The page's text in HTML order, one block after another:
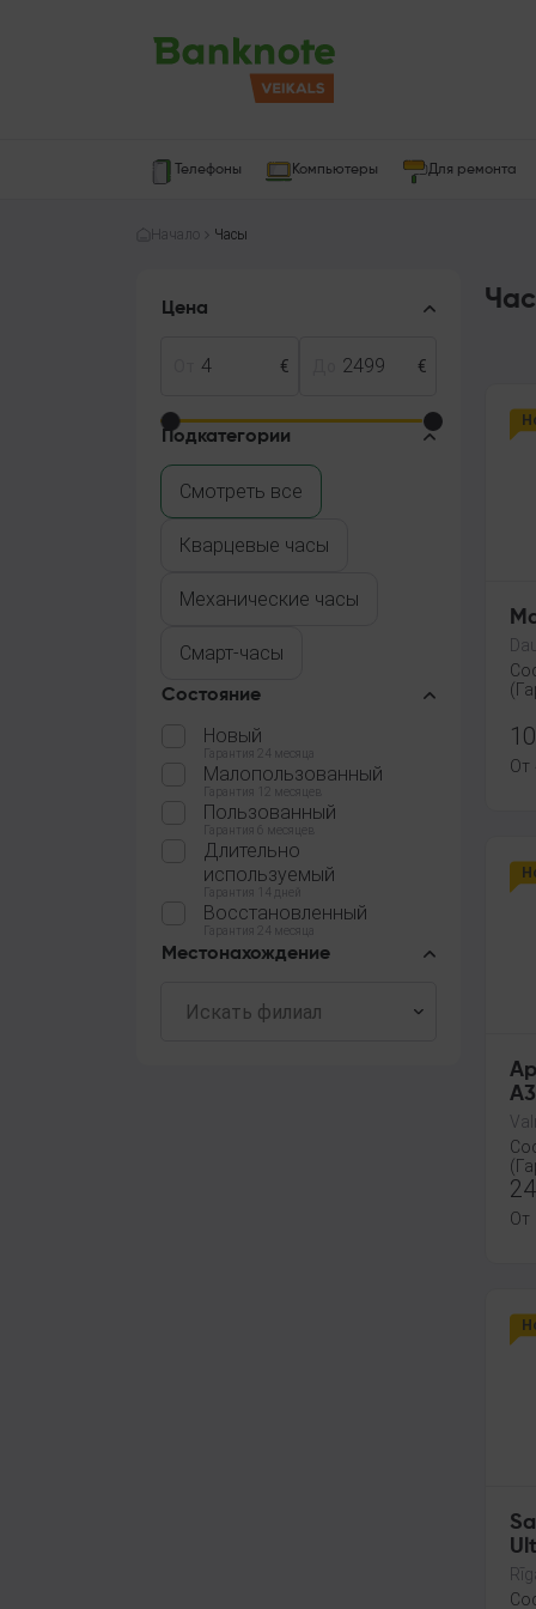
Телефоны Компьютеры Для ремонта
Начало Часы
Цена
€ €
Подкатегории
Смотреть все
Кварцевые часы
Механические часы
Смарт-часы
Состояние
Новый
Гарантия 24 месяца
Малопользованный
Гарантия 12 месяцев
Пользованный
Гарантия 6 месяцев
Длительно
используемый
Гарантия 14 дней
Восстановленный
Гарантия 24 месяца
Местонахождение
От
От